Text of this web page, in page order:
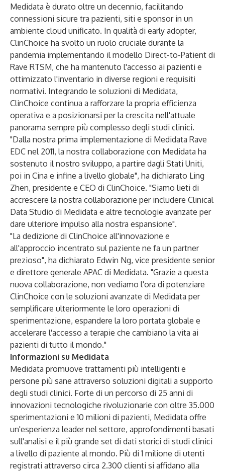
Medidata è durato oltre un decennio, facilitando
connessioni sicure tra pazienti, siti e sponsor in un
ambiente cloud unificato. In qualità di early adopter,
ClinChoice ha svolto un ruolo cruciale durante la
pandemia implementando il modello Direct-to-Patient di
Rave RTSM, che ha mantenuto l'accesso ai pazienti e
ottimizzato l'inventario in diverse regioni e requisiti
normativi. Integrando le soluzioni di Medidata,
ClinChoice continua a rafforzare la propria efficienza
operativa e a posizionarsi per la crescita nell'attuale
panorama sempre più complesso degli studi clinici.
"Dalla nostra prima implementazione di Medidata Rave
EDC nel 2011, la nostra collaborazione con Medidata ha
sostenuto il nostro sviluppo, a partire dagli Stati Uniti,
poi in Cina e infine a livello globale", ha dichiarato Ling
Zhen, presidente e CEO di ClinChoice. "Siamo lieti di
accrescere la nostra collaborazione per includere Clinical
Data Studio di Medidata e altre tecnologie avanzate per
dare ulteriore impulso alla nostra espansione".
"La dedizione di ClinChoice all'innovazione e
all'approccio incentrato sul paziente ne fa un partner
prezioso", ha dichiarato Edwin Ng, vice presidente senior
e direttore generale APAC di Medidata. "Grazie a questa
nuova collaborazione, non vediamo l'ora di potenziare
ClinChoice con le soluzioni avanzate di Medidata per
semplificare ulteriormente le loro operazioni di
sperimentazione, espandere la loro portata globale e
accelerare l'accesso a terapie che cambiano la vita ai
pazienti di tutto il mondo."
Informazioni su Medidata
Medidata promuove trattamenti più intelligenti e
persone più sane attraverso soluzioni digitali a supporto
degli studi clinici. Forte di un percorso di 25 anni di
innovazioni tecnologiche rivoluzionarie con oltre 35.000
sperimentazioni e 10 milioni di pazienti, Medidata offre
un'esperienza leader nel settore, approfondimenti basati
sull'analisi e il più grande set di dati storici di studi clinici
a livello di paziente al mondo. Più di 1 milione di utenti
registrati attraverso circa 2.300 clienti si affidano alla